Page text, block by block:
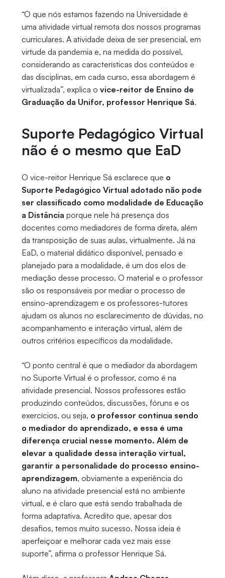
“O que nós estamos fazendo na Universidade é
uma atividade virtual remota dos nossos programas
curriculares. A atividade deixa de ser presencial, em
virtude da pandemia e, na medida do possível,
considerando as características dos conteúdos e
das disciplinas, em cada curso, essa abordagem é
virtualizada”, explica o vice-reitor de Ensino de
Graduação da Unifor, professor Henrique Sá.
Suporte Pedagógico Virtual
não é o mesmo que EaD
O vice-reitor Henrique Sá esclarece que o
Suporte Pedagógico Virtual adotado não pode
ser classificado como modalidade de Educação
a Distância porque nele há presença dos
docentes como mediadores de forma direta, além
da transposição de suas aulas, virtualmente. Já na
EaD, o material didático disponível, pensado e
planejado para a modalidade, é um dos elos de
mediação desse processo. O material e o professor
são os responsáveis por mediar o processo de
ensino-aprendizagem e os professores-tutores
ajudam os alunos no esclarecimento de dúvidas, no
acompanhamento e interação virtual, além de
outros critérios específicos da modalidade.
“O ponto central é que o mediador da abordagem
no Suporte Virtual é o professor, como é na
atividade presencial. Nossos professores estão
produzindo conteúdos, discussões, fóruns e os
exercícios, ou seja, o professor continua sendo
o mediador do aprendizado, e essa é uma
diferença crucial nesse momento. Além de
elevar a qualidade dessa interação virtual,
garantir a personalidade do processo ensino-
aprendizagem, obviamente a experiência do
aluno na atividade presencial está no ambiente
virtual, e é claro que está sendo trabalhada de
forma adaptativa. Acredito que, apesar dos
desafios, temos muito sucesso. Nossa ideia é
aperfeiçoar e melhorar cada vez mais esse
suporte”, afirma o professor Henrique Sá.